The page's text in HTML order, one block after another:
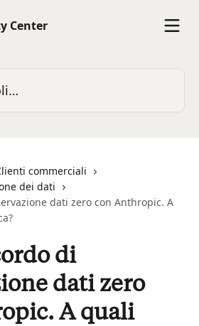
commerciali
dei dati
dati zero con Anthropic. A
di
dati zero
A quali